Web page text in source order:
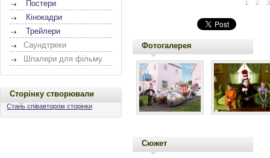
Постери
Кінокадри
Трейлери
Саундтреки
Шпалери для фільму
Сторінку створювали
Стань співавтором сторінки
1 2 3
Фотогалерея
Сюжет